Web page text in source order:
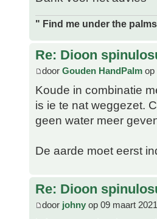
" Find me under the
Re: Dioon
door Gouden HandPalm op
Koude in combinatie
is ie te nat weggezet.
geen water meer
De aarde moet eerst
Re: Dioon
door johny op 09 maart